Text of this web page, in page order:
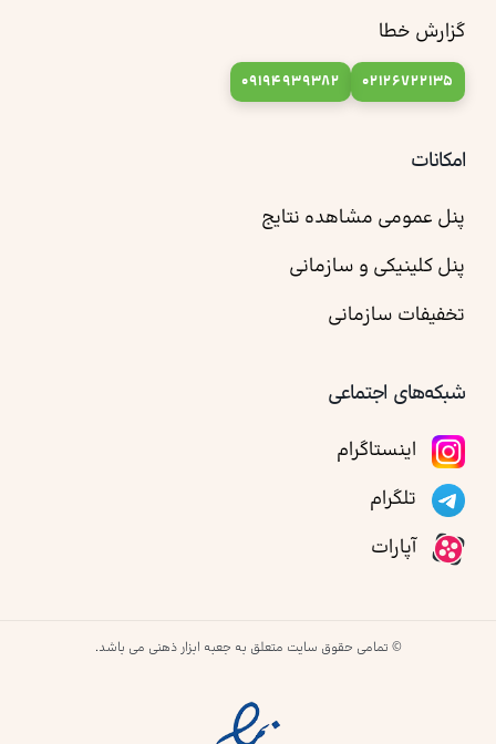
گزارش خطا
02126722135
09194939382
امکانات
پنل عمومی مشاهده نتایج
پنل کلینیکی و سازمانی
تخفیفات سازمانی
شبکه‌های اجتماعی
اینستاگرام
تلگرام
آپارات
© تمامی حقوق سایت متعلق به جعبه ابزار ذهنی می باشد.